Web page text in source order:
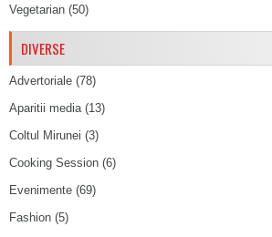
Vegetarian (50)
DIVERSE
Advertoriale (78)
Aparitii media(13)
Coltul Mirunei (3)
Cooking Session (6)
Evenimente (69)
Fashion (5)